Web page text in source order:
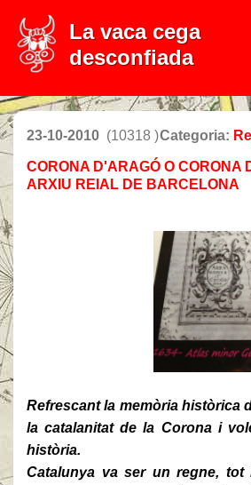
La vaca cega
desconfiada
23-10-2010 (10318 )Categoria:
CORONA D'ARAGÓ O CORONA
ARXIU REIAL DE BARCELONA
Refrescant la memòria històrica
la catalanitat de la Corona i
història.
Catalunya va ser un regne, tot